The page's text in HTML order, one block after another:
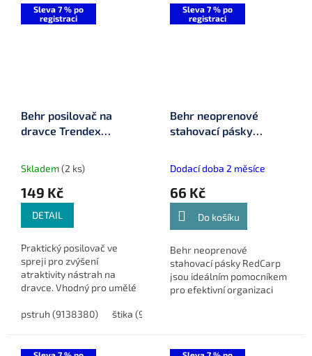
Sleva 7 % po
registraci
Behr posilovač na
dravce Trendex
Skladem(2 ks)
149 Kč
DETAIL
Praktický posilovač ve
spreji pro zvýšení
atraktivity nástrah na
dravce. Vhodný pro umělé
pstruh (9138380)
štika (9138450)
Sleva 7 % po
registraci
Behr neoprenové
stahovací pásky
Dodací doba 2 měsíce
66 Kč
Do košíku
Behr neoprenové
stahovací pásky RedCarp
jsou ideálním pomocníkem
pro efektivní organizaci